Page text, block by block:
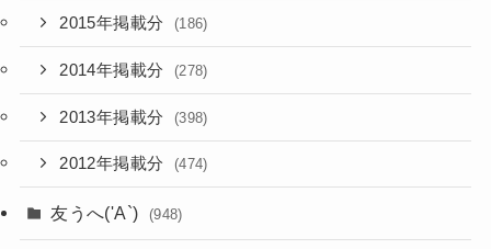
2015年掲載分 (186)
2014年掲載分 (278)
2013年掲載分 (398)
2012年掲載分 (474)
友うへ('A`) (948)